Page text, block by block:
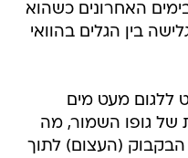
האחרונים כשהוא
בין הגלים בהוואי
ללגום מעט מים
של גופו השמור, מה
(העצום) לתוך